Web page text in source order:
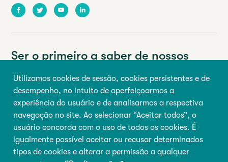
Utilizamos cookies de sessão, cookies persistentes e de
desempenho, no intuito de aperfeiçoarmos a
experiência do usuário e de analisarmos a respectiva
navegação no site. Ao selecionar “Aceitar todos”, o
usuário concorda com o uso de todos os cookies. É
igualmente possível aceitar ou recusar determinados
tipos de cookies e alterar a permissão a qualquer
FacebookTwitter YoutubeLinkedIn
Ser o primeiro a saber de nossos
Seu endereço de e-mail
Primeiro nome Último nome